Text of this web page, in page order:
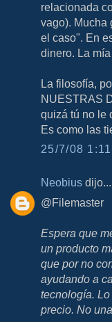
relacionada
vago). Mucha
el caso". En
dinero. La
La filosofía,
NUESTRAS
quizá tú no le
Es como las
25/7/08
Neobius dijo...
@Filemaster
Espera que
un producto
que por no
ayudando a
tecnología.
precio. No